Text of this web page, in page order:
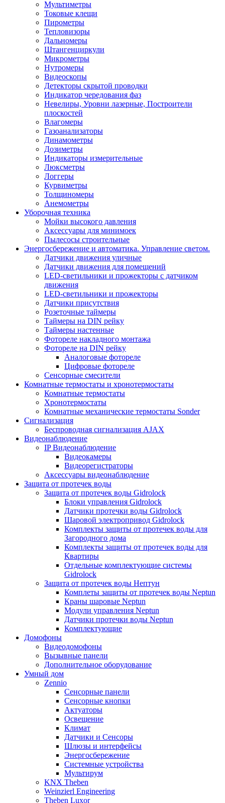
Мультиметры
Токовые клещи
Пирометры
Тепловизоры
Дальномеры
Штангенциркули
Микрометры
Нутромеры
Видеоскопы
Детекторы скрытой проводки
Индикатор чередования фаз
Невелиры, Уровни лазерные, Построители
плоскостей
Влагомеры
Газоанализаторы
Динамометры
Дозиметры
Индикаторы измерительные
Люксметры
Логгеры
Курвиметры
Толщиномеры
Анемометры
Уборочная техника
Мойки высокого давления
Аксессуары для минимоек
Пылесосы строительные
Энергосбережение и автоматика. Управление светом.
Датчики движения уличные
Датчики движения для помещений
LED-светильники и прожекторы с датчиком
движения
LED-светильники и прожекторы
Датчики присутствия
Розеточные таймеры
Таймеры на DIN рейку
Таймеры настенные
Фотореле накладного монтажа
Фотореле на DIN рейку
Аналоговые фотореле
Цифровые фотореле
Сенсорные смесители
Комнатные термостаты и хронотермостаты
Комнатные термостаты
Хронотермостаты
Комнатные механические термостаты Sonder
Сигнализация
Беспроводная сигнализация AJAX
Видеонаблюдение
IP Видеонаблюдение
Видеокамеры
Видеорегистраторы
Аксессуары видеонаблюдение
Защита от протечек воды
Защита от протечек воды Gidrolock
Блоки управления Gidrolock
Датчики протечки воды Gidrolock
Шаровой электропривод Gidrolock
Комплекты защиты от протечек воды для
Загородного дома
Комплекты защиты от протечек воды для
Квартиры
Отдельные комплектующие системы
Gidrolock
Защита от протечек воды Нептун
Комплеты защиты от протечек воды Neptun
Краны шаровые Neptun
Модули управления Neptun
Датчики протечки воды Neptun
Комплектующие
Домофоны
Видеодомофоны
Вызывные панели
Дополнительное оборудование
Умный дом
Zennio
Сенсорные панели
Сенсорные кнопки
Актуаторы
Освещение
Климат
Датчики и Сенсоры
Шлюзы и интерфейсы
Энергосбережение
Системные устройства
Мультирум
KNX Theben
Weinzierl Engineering
Theben Luxor